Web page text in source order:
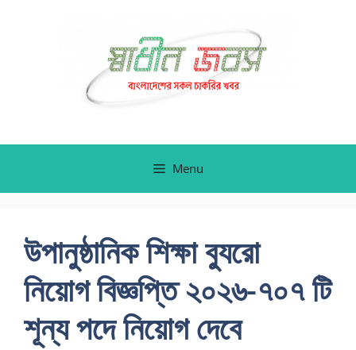
Menu
উপানুষ্ঠানিক শিক্ষা ব্যুরো
নিয়োগ বিজ্ঞপ্তি ২০২৬-৭০৭ টি
শূন্য পদে নিয়োগ দেবে